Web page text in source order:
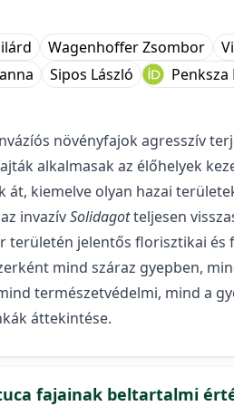
Wagenhoffer Zsombor
Sipos László Penksza
növényfajok agresszív
alkalmasak az élőhelyek
kiemelve olyan hazai
invazívSolidagotteljesen
területén jelentős florisztikai
mind száraz gyepben,
természetvédelmi, mind a
áttekintése.
fajainak beltartalmi